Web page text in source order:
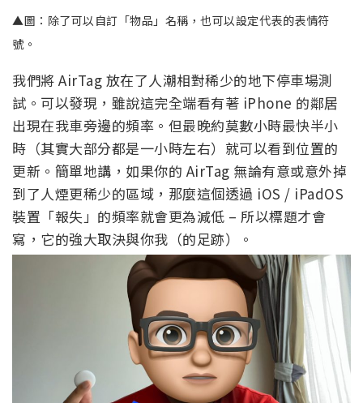
▲圖：除了可以自訂「物品」名稱，也可以設定代表的表情符
號。
我們將 AirTag 放在了人潮相對稀少的地下停車場測
試。可以發現，雖說這完全端看有著 iPhone 的鄰居
出現在我車旁邊的頻率。但最晚約莫數小時最快半小
時（其實大部分都是一小時左右）就可以看到位置的
更新。簡單地講，如果你的 AirTag 無論有意或意外掉
到了人煙更稀少的區域，那麼這個透過 iOS / iPadOS
裝置「報失」的頻率就會更為減低 – 所以標題才會
寫，它的強大取決與你我（的足跡）。